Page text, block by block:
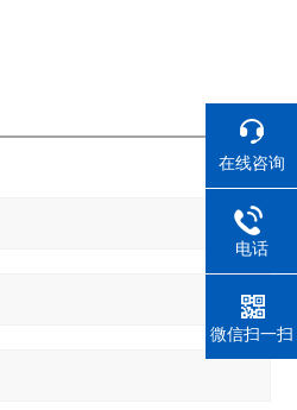
在线咨询
电话
微信扫一扫